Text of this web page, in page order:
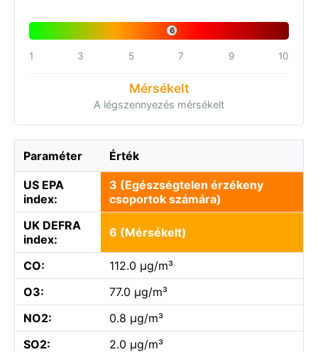
6
1 3 5 7 9 10
Mérsékelt
A légszennyezés mérsékelt
Paraméter Érték
US EPA
index:
3 (Egészségtelen érzékeny
csoportok számára)
UK DEFRA
index:
6 (Mérsékelt)
CO:
112.0 µg/m³
O3:
77.0 µg/m³
NO2:
0.8 µg/m³
SO2:
2.0 µg/m³